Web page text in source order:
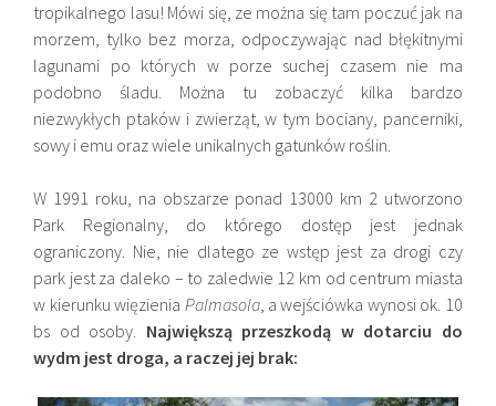
tropikalnego lasu! Mówi się, ze można się tam poczuć jak na
morzem, tylko bez morza, odpoczywając nad błękitnymi
lagunami po których w porze suchej czasem nie ma
podobno śladu. Można tu zobaczyć kilka bardzo
niezwykłych ptaków i zwierząt, w tym bociany, pancerniki,
sowy i emu oraz wiele unikalnych gatunków roślin.
W 1991 roku, na obszarze ponad 13000 km 2 utworzono
Park Regionalny, do którego dostęp jest jednak
ograniczony. Nie, nie dlatego ze wstęp jest za drogi czy
park jest za daleko – to zaledwie 12 km od centrum miasta
w kierunku więzienia Palmasola, a wejściówka wynosi ok. 10
bs od osoby. Największą przeszkodą w dotarciu do
wydm jest droga, a raczej jej brak: